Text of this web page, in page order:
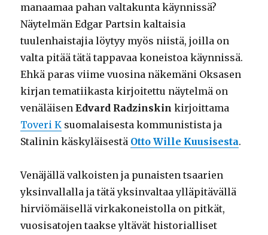
manaamaa pahan valtakunta käynnissä?
Näytelmän Edgar Partsin kaltaisia
tuulenhaistajia löytyy myös niistä, joilla on
valta pitää tätä tappavaa koneistoa käynnissä.
Ehkä paras viime vuosina näkemäni Oksasen
kirjan tematiikasta kirjoitettu näytelmä on
venäläisenEdvard Radzinskin kirjoittama
Toveri K suomalaisesta kommunistista ja
Stalinin käskyläisestä Otto Wille Kuusisesta.
Venäjällä valkoisten ja punaisten tsaarien
yksinvallalla ja tätä yksinvaltaa ylläpitävällä
hirviömäisellä virkakoneistolla on pitkät,
vuosisatojen taakse yltävät historialliset